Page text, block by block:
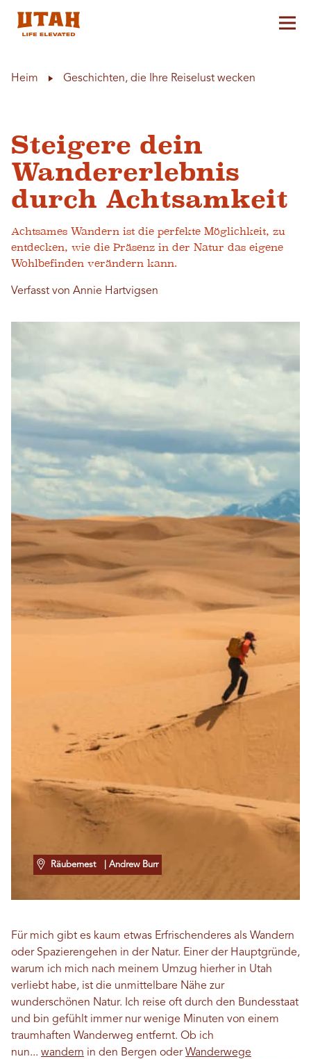
Heim Geschichten, die Ihre Reiselust wecken
Steigere dein
Wandererlebnis
durch Achtsamkeit
Achtsames Wandern ist die perfekte Möglichkeit, zu
entdecken, wie die Präsenz in der Natur das eigene
Wohlbefinden verändern kann.
Verfasst von Annie Hartvigsen
Räubernest | Andrew Burr
Für mich gibt es kaum etwas Erfrischenderes als Wandern
oder Spazierengehen in der Natur. Einer der Hauptgründe,
warum ich mich nach meinem Umzug hierher in Utah
verliebt habe, ist die unmittelbare Nähe zur
wunderschönen Natur. Ich reise oft durch den Bundesstaat
und bin gefühlt immer nur wenige Minuten von einem
traumhaften Wanderweg entfernt. Ob ich
nun... wandern in den Bergen oderWanderwege